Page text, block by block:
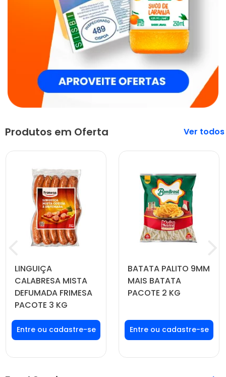
Produtos em Oferta
LINGUIÇA
CALABRESA MISTA
DEFUMADA FRIMESA
PACOTE 3 KG
Faça seu login ou
cadastre-se para
ver preços e
BATATA PALITO 9MM
MAIS BATATA
PACOTE 2 KG
Faça seu login ou
cadastre-se para
ver preços e